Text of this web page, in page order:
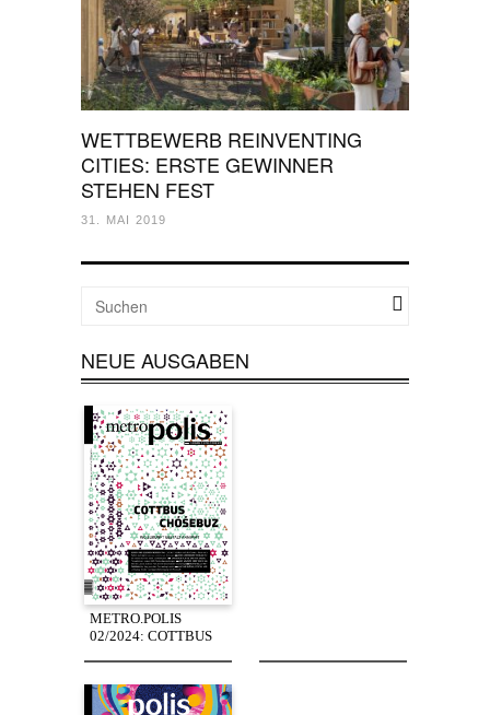
WETTBEWERB REINVENTING
CITIES: ERSTE GEWINNER
STEHEN FEST
31. MAI 2019
NEUE AUSGABEN
METRO.POLIS
02/2024: COTTBUS